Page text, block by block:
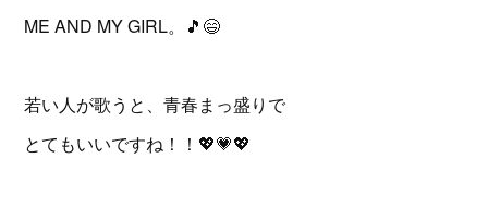
ME AND MY GIRL。🎵😄
若い人が歌うと、青春まっ盛りで
とてもいいですね！！💖💗💖